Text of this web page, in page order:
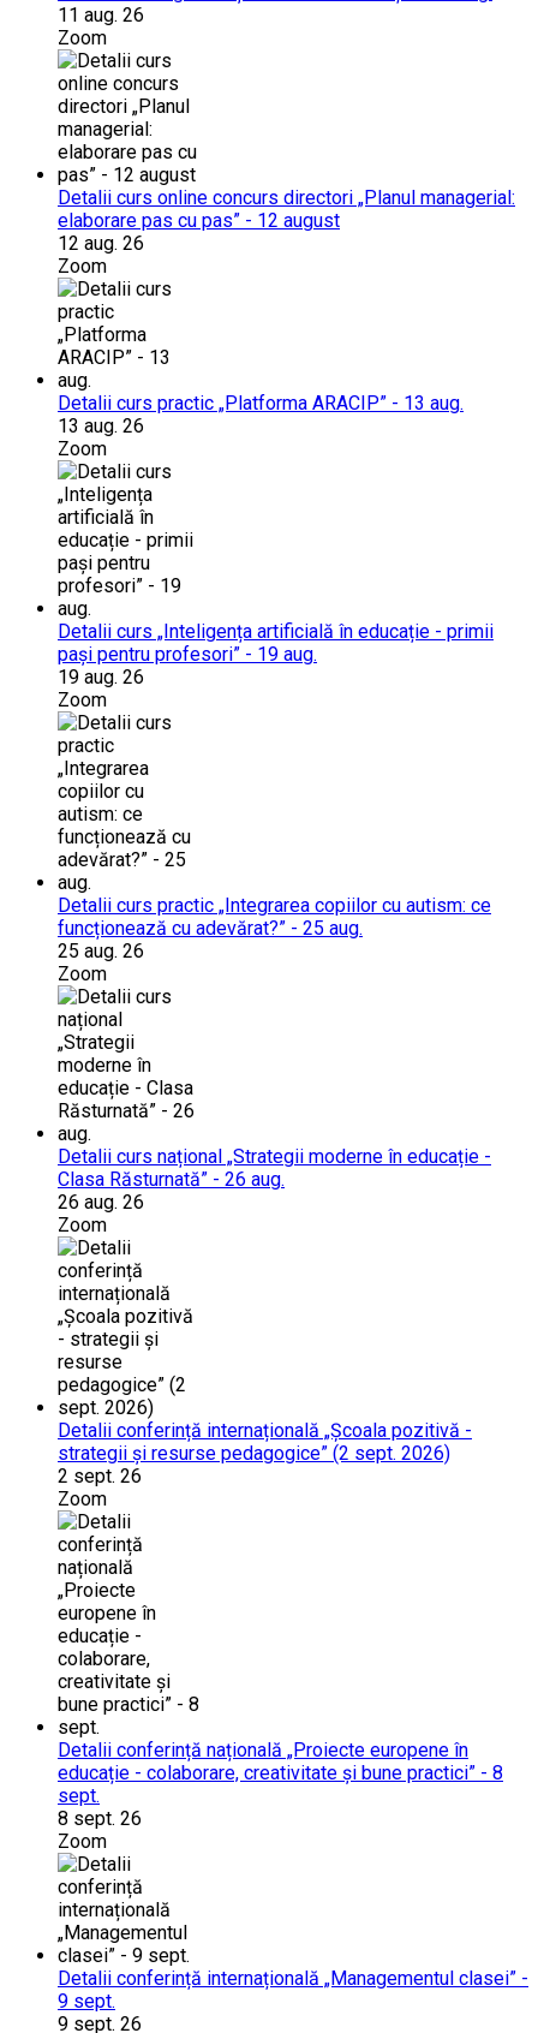
11 aug. 26
Zoom
Detalii curs online concurs directori „Planul managerial:
elaborare pas cu pas” - 12 august
12 aug. 26
Zoom
Detalii curs practic „Platforma ARACIP” - 13 aug.
13 aug. 26
Zoom
Detalii curs „Inteligența artificială în educație - primii
pași pentru profesori” - 19 aug.
19 aug. 26
Zoom
Detalii curs practic „Integrarea copiilor cu autism: ce
funcționează cu adevărat?” - 25 aug.
25 aug. 26
Zoom
Detalii curs național „Strategii moderne în educație -
Clasa Răsturnată” - 26 aug.
26 aug. 26
Zoom
Detalii conferință internațională „Școala pozitivă -
strategii și resurse pedagogice” (2 sept. 2026)
2 sept. 26
Zoom
Detalii conferință națională „Proiecte europene în
educație - colaborare, creativitate și bune practici” - 8
sept.
8 sept. 26
Zoom
Detalii conferință internațională „Managementul clasei” -
9 sept.
9 sept. 26